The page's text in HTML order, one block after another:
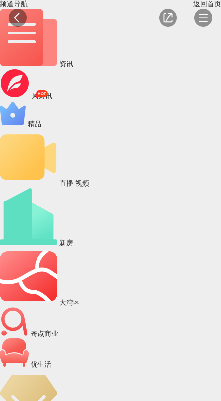
频道导航 返回首页
资讯
风财讯
精品
直播·视频
新房
大湾区
奇点商业
优生活